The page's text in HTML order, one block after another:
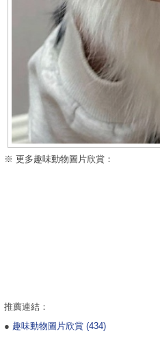
※ 更多趣味動物圖片欣賞：
推薦連結：
● 趣味動物圖片欣賞 (434)